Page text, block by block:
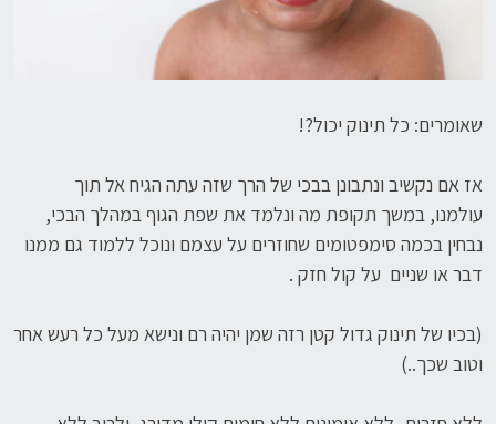
שאומרים: כל תינוק יכול?!
אז אם נקשיב ונתבונן בבכי של הרך שזה עתה הגיח אל תוך
עולמנו, במשך תקופת מה ונלמד את שפת הגוף במהלך הבכי,
נבחין בכמה סימפטומים שחוזרים על עצמם ונוכל ללמוד גם ממנו
דבר או שניים על קול חזק .
(בכיו של תינוק גדול קטן רזה שמן יהיה רם ונישא מעל כל רעש אחר
וטוב שכך..)